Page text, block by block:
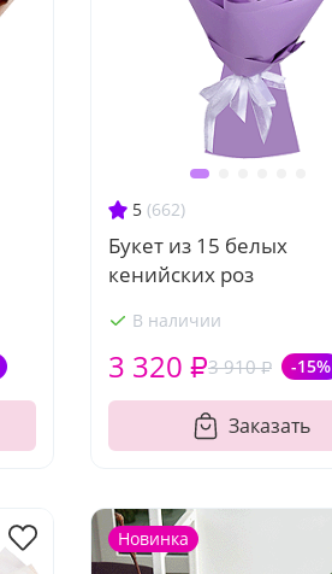
5 (662)
Букет из 15 белых
кенийских роз
В наличии
3 910 ₽ -15%
3 320 ₽
Заказать
Новинка